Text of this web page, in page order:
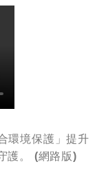
環境保護」提升
護。 (網路版)